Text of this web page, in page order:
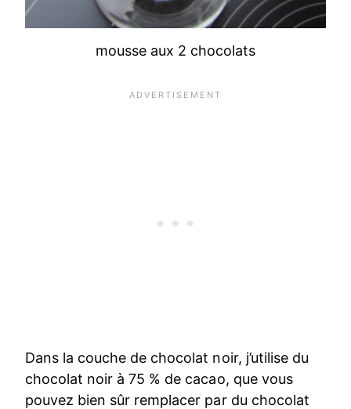
mousse aux 2 chocolats
Dans la couche de chocolat noir, j’utilise du
chocolat noir à 75 % de cacao, que vous
pouvez bien sûr remplacer par du chocolat